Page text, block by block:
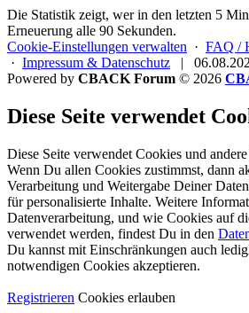
Die Statistik zeigt, wer in den letzten 5
Erneuerung alle 90 Sekunden.
Cookie-Einstellungen verwalten · FAQ /
· Impressum & Datenschutz |
Powered by CBACK Forum © 2026
Diese Seite verwendet
Diese Seite verwendet Cookies und
Wenn Du allen Cookies zustimmst, dann
Verarbeitung und Weitergabe Deiner
für personalisierte Inhalte. Weitere
Datenverarbeitung, und wie Cookies auf
verwendet werden, findest Du in den
Du kannst mit Einschränkungen auch
notwendigen Cookies akzeptieren.
Registrieren Cookies erlauben